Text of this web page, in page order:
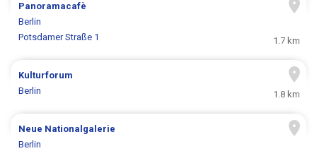
Panoramacafè
Berlin
Potsdamer Straße 1
1.7 km
Kulturforum
Berlin
1.8 km
Neue Nationalgalerie
Berlin